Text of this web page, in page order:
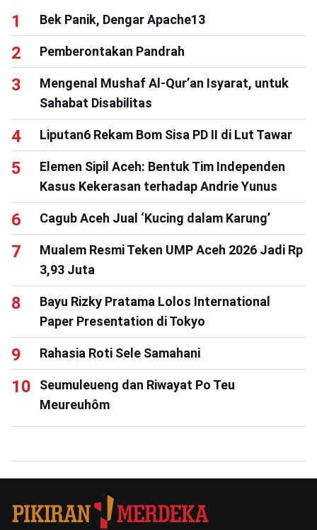
Bek Panik, Dengar Apache13
Pemberontakan Pandrah
Mengenal Mushaf Al-Qur’an Isyarat, untuk
Sahabat Disabilitas
Liputan6 Rekam Bom Sisa PD II di Lut Tawar
Elemen Sipil Aceh: Bentuk Tim Independen
Kasus Kekerasan terhadap Andrie Yunus
Cagub Aceh Jual ‘Kucing dalam Karung’
Mualem Resmi Teken UMP Aceh 2026 Jadi Rp
3,93 Juta
Bayu Rizky Pratama Lolos International
Paper Presentation di Tokyo
Rahasia Roti Sele Samahani
Seumuleueng dan Riwayat Po Teu
Meureuhôm